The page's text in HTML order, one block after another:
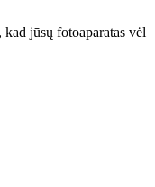
jūsų fotoaparatas vėl